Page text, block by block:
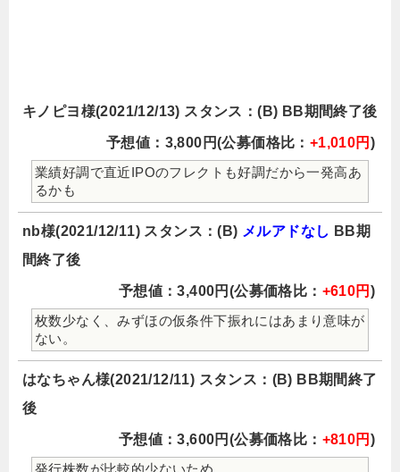
キノピヨ様(2021/12/13) スタンス：(B) BB期間終了後
予想値：3,800円(公募価格比： +1,010円 )
業績好調で直近IPOのフレクトも好調だから一発高あ
るかも
nb様(2021/12/11) スタンス：(B) メルアドなし BB期
間終了後
予想値：3,400円(公募価格比： +610円 )
枚数少なく、みずほの仮条件下振れにはあまり意味が
ない。
はなちゃん様(2021/12/11) スタンス：(B) BB期間終了
後
予想値：3,600円(公募価格比： +810円 )